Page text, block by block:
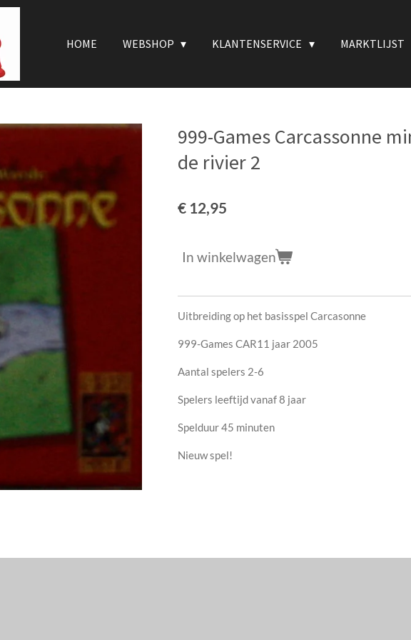
HOME WEBSHOP KLANTENSERVICE MARKTLIJST
999-Games Carcassonne
de rivier 2
€ 12,95
In winkelwagen
Uitbreiding op het basisspel Carcasonne
999-Games CAR11 jaar 2005
Aantal spelers 2-6
Spelers leeftijd vanaf 8 jaar
Spelduur 45 minuten
Nieuw spel!